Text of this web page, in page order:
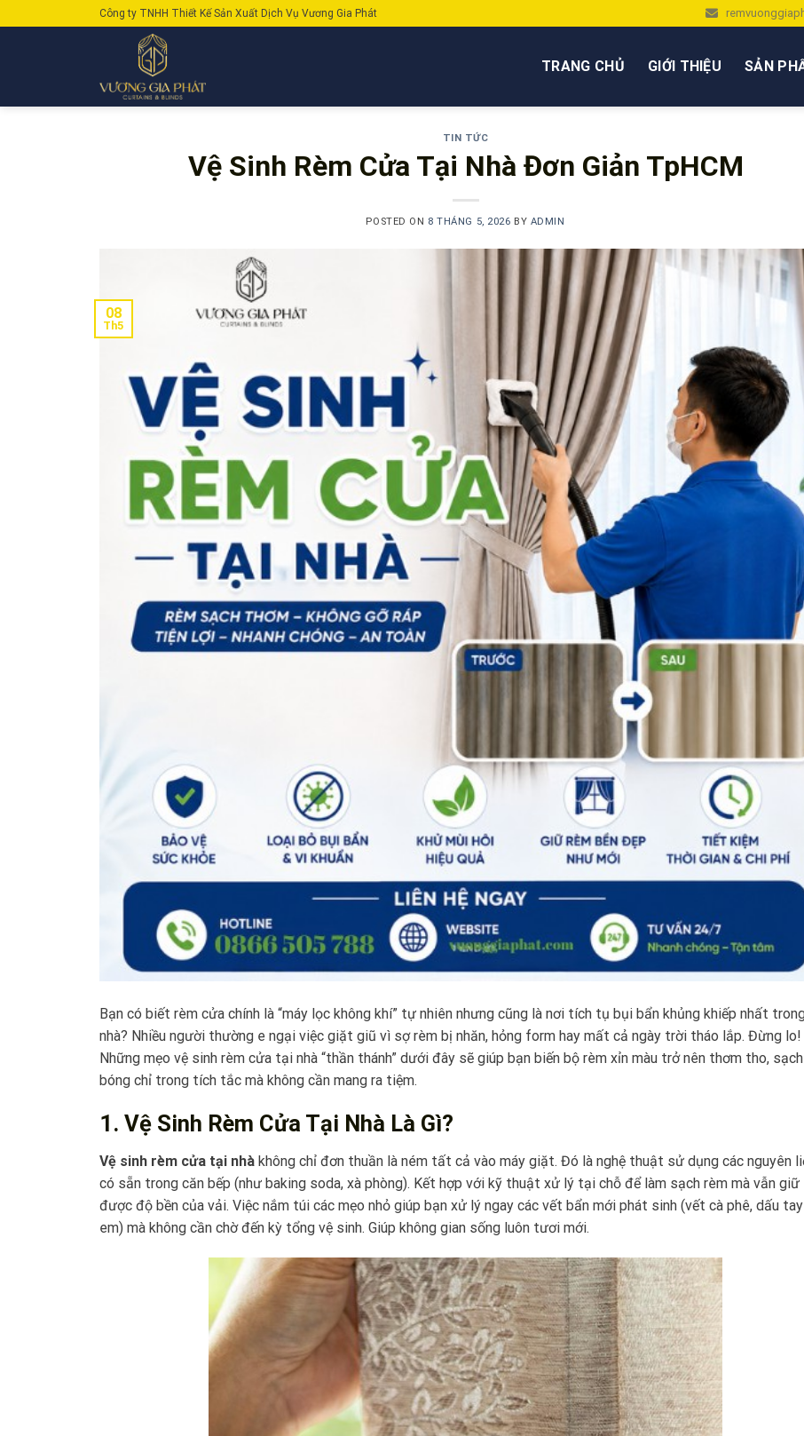
to
Công ty TNHH Thiết Kế Sản Xuất Dịch Vụ Vương Gia Phát
TRANG CHỦ GIỚI THIỆU SẢN
TIN TỨC
Vệ Sinh Rèm Cửa Tại Nhà Đơn Giản TpHCM
POSTED ON 8 THÁNG 5, 2026 BY ADMIN
08
Th5
Bạn có biết rèm cửa chính là “máy lọc không khí” tự nhiên nhưng cũng là nơi tích tụ bụi bẩn khủng khiếp nhất
nhà? Nhiều người thường e ngại việc giặt giũ vì sợ rèm bị nhăn, hỏng form hay mất cả ngày trời tháo lắp. Đừng lo!
Những mẹo vệ sinh rèm cửa tại nhà “thần thánh” dưới đây sẽ giúp bạn biến bộ rèm xỉn màu trở nên thơm tho, sạch
bóng chỉ trong tích tắc mà không cần mang ra tiệm.
1. Vệ Sinh Rèm Cửa Tại Nhà Là Gì?
Vệ sinh rèm cửa tại nhà không chỉ đơn thuần là ném tất cả vào máy giặt. Đó là nghệ thuật sử dụng các nguyên
có sẵn trong căn bếp (như baking soda, xà phòng). Kết hợp với kỹ thuật xử lý tại chỗ để làm sạch rèm mà vẫn giữ
được độ bền của vải. Việc nắm túi các mẹo nhỏ giúp bạn xử lý ngay các vết bẩn mới phát sinh (vết cà phê, dấu
em) mà không cần chờ đến kỳ tổng vệ sinh. Giúp không gian sống luôn tươi mới.